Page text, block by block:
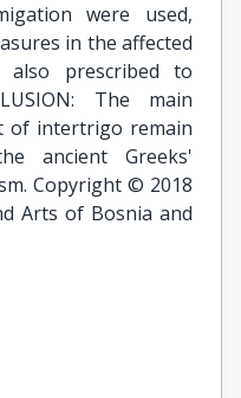
were used,
in the affected
also prescribed to
The main
of intertrigo remain
ancient Greeks'
Copyright © 2018
Arts of Bosnia and